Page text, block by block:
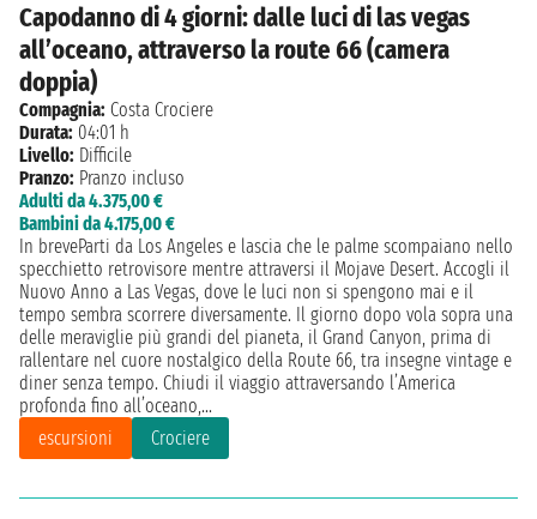
Capodanno di 4 giorni: dalle luci di las vegas
all’oceano, attraverso la route 66 (camera
doppia)
Compagnia: Costa Crociere
Durata: 04:01 h
Livello: Difficile
Pranzo: Pranzo incluso
Adulti da 4.375,00 €
Bambini da 4.175,00 €
In breveParti da Los Angeles e lascia che le palme scompaiano nello
specchietto retrovisore mentre attraversi il Mojave Desert. Accogli il
Nuovo Anno a Las Vegas, dove le luci non si spengono mai e il
tempo sembra scorrere diversamente. Il giorno dopo vola sopra una
delle meraviglie più grandi del pianeta, il Grand Canyon, prima di
rallentare nel cuore nostalgico della Route 66, tra insegne vintage e
diner senza tempo. Chiudi il viaggio attraversando l’America
profonda fino all’oceano,...
escursioni
Crociere